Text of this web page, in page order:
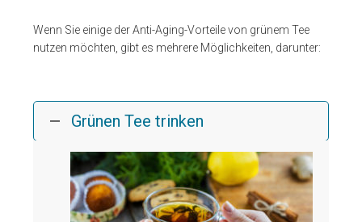
Wenn Sie einige der Anti-Aging-Vorteile von grünem Tee
nutzen möchten, gibt es mehrere Möglichkeiten, darunter:
Grünen Tee trinken